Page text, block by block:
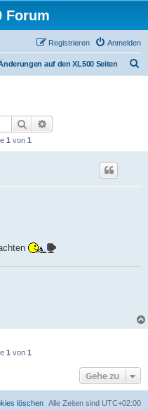
Forum
Anmelden
Registrieren
auf den XL500 Seiten
Suche
1 von 1
1 von 1
Gehe zu
Alle Zeiten sind UTC+02:00
löschen